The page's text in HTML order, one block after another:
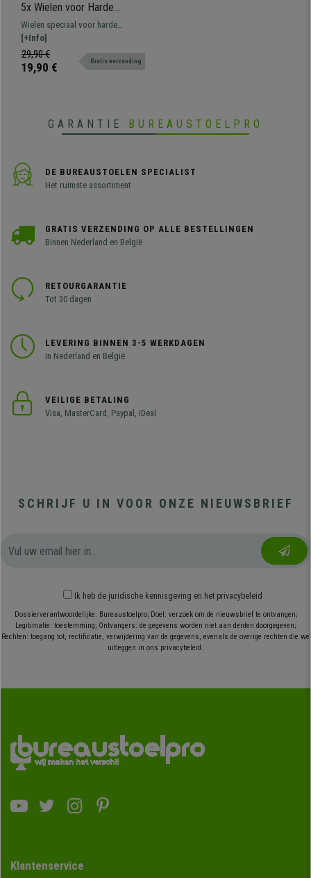
5x Wielen voor Harde
Vloeren 11mm/50mm
Belastbaar tot 150 kg.
Speciaal voor parket en
tegelvloeren
Wielen speciaal voor harde
vloeren (parket, laminaat, tegels,
etc.). Ze laten geen krassen of
vlekken achter omdat ze een
[+Info]
29,90 €
19,90 € Gratis verzending
GARANTIE BUREAUSTOELPRO
DE BUREAUSTOELEN SPECIALIST
Het ruimste assortiment
GRATIS VERZENDING OP ALLE BESTELLINGEN
Binnen Nederland en België
RETOURGARANTIE
Tot 30 dagen
LEVERING BINNEN 3-5 WERKDAGEN
in Nederland en België
VEILIGE BETALING
Visa, MasterCard, Paypal, iDeal
SCHRIJF U IN VOOR ONZE NIEUWSBRIEF
Ik heb de juridische kennisgeving en het privacybeleid
Dossierverantwoordelijke: Bureaustoelpro; Doel: verzoek om de nieuwsbrief te ontvangen;
Legitimatie: toestemming; Ontvangers: de gegevens worden niet aan derden doorgegeven;
Rechten: toegang tot, rectificatie, verwijdering van de gegevens, evenals de overige rechten die we
uitleggen in ons privacybeleid.
Klantenservice